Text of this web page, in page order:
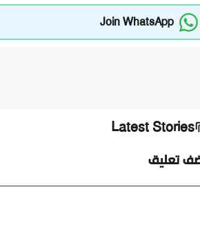
Join WhatsApp
Latest Stories
تعليق